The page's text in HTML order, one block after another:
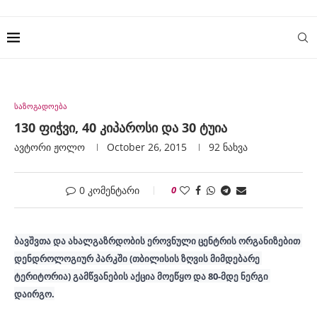
საზოგადოება
130 ფიჭვი, 40 კიპაროსი და 30 ტუია
ავტორი Ჟოლო October 26, 2015 92 ნახვა
0 კომენტარი 0
ბავშვთა და ახალგაზრდობის ეროვნული ცენტრის ორგანიზებით
დენდროლოგიურ პარკში (თბილისის ზღვის მიმდებარე
ტერიტორია) გამწვანების აქცია მოეწყო და 80-მდე ნერგი
დაირგო.